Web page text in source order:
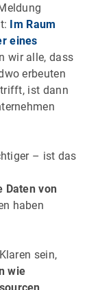
Im Raum
eines
wir alle, dass
erbeuten
trifft, ist dann
– ist das
Daten von
haben
sein,
wie